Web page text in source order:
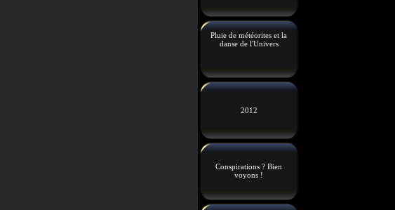
Pluie de météorites et la
danse de l'Univers
2012
Conspirations ? Bien
voyons !